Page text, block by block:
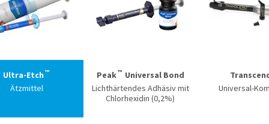
Ultra-Etch™
Ätzmittel
Peak™ Universal Bond
Lichthärtendes Adhäsiv mit
Chlorhexidin (0,2%)
Universal-